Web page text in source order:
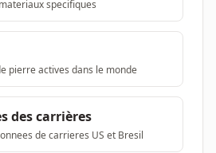
specifiques
pierre actives dans le monde
des carrières
de carrieres US et Bresil